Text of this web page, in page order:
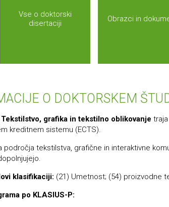
Vse o doktorski
disertaciji
Obrazci in
O DOKTORSKEM
grafika in tekstilno oblikovanje
kreditnem sistemu (ECTS).
področja tekstilstva, grafične in interaktivne
klasifikaciji: (21) Umetnost; (54) proizvodne
po KLASIUS-P: